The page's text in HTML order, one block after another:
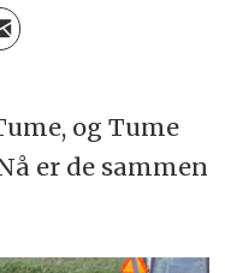
og Tume
er de sammen